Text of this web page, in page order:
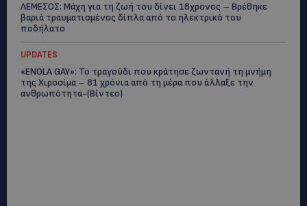
ΛΕΜΕΣΟΣ: Μάχη για τη ζωή του δίνει 18χρονος – Βρέθηκε
βαριά τραυματισμένος δίπλα από το ηλεκτρικό του
ποδήλατο
UPDATES
«ENOLA GAY»: Το τραγούδι που κράτησε ζωντανή τη μνήμη
της Χιροσίμα – 81 χρόνια από τη μέρα που άλλαξε την
ανθρωπότητα-(Bίντεο)